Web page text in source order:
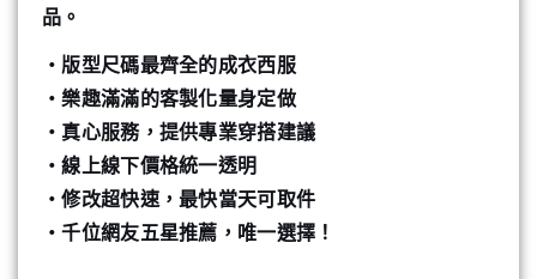
品。
・版型尺碼最齊全的成衣西服
・樂趣滿滿的客製化量身定做
・真心服務，提供專業穿搭建議
・線上線下價格統一透明
・修改超快速，最快當天可取件
・千位網友五星推薦，唯一選擇！